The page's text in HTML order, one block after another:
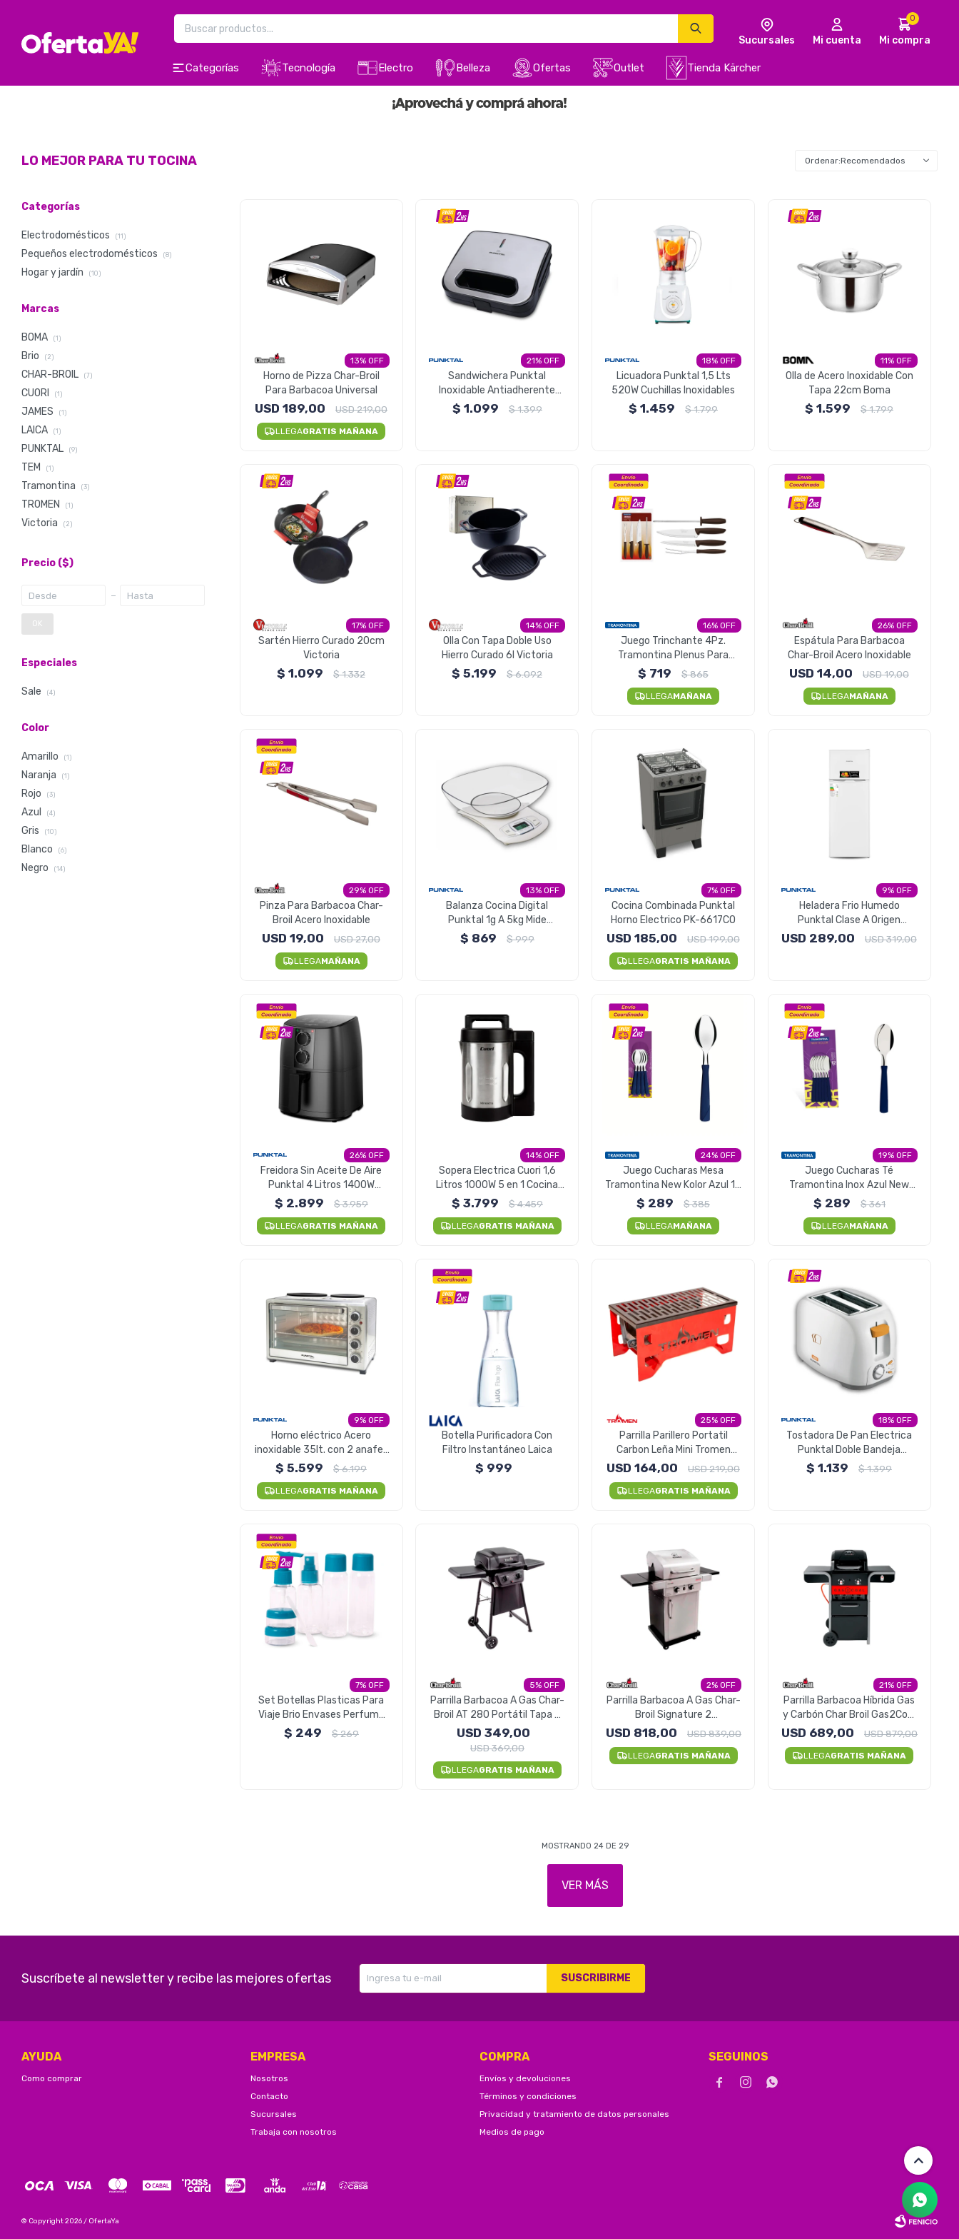
Categorías Tecnología Electro Belleza Ofertas Outlet Tienda Kärcher
0
LO MEJOR PARA TU TOCINA Recomendados
13
Horno de Pizza Char-Broil
Para Barbacoa Universal
USD 189,00 USD219,00
LLEGAGRATIS MAÑANA
21
Sandwichera Punktal
Inoxidable Antiadherente
750W
$ 1.099 $1.399
18
Licuadora Punktal 1,5 Lts
520W Cuchillas Inoxidables
$ 1.459 $1.799
11
Olla de Acero Inoxidable Con
Tapa 22cm Boma
$ 1.599 $1.799
17
Sartén Hierro Curado 20cm
Victoria
$ 1.099 $1.332
14
Olla Con Tapa Doble Uso
Hierro Curado 6l Victoria
$ 5.199 $6.092
16
Juego Trinchante 4Pz.
Tramontina Plenus Para
Asado - Negro
$ 719 $865
LLEGAMAÑANA
26
Espátula Para Barbacoa
Char-Broil Acero Inoxidable
USD 14,00 USD19,00
LLEGAMAÑANA
29
Pinza Para Barbacoa Char-
Broil Acero Inoxidable
USD 19,00 USD27,00
LLEGAMAÑANA
13
Balanza Cocina Digital
Punktal 1g A 5kg Mide
Volumen Liquido
$ 869 $999
7
Cocina Combinada Punktal
Horno Electrico PK-6617CO
USD 185,00 USD199,00
LLEGAGRATIS MAÑANA
9
Heladera Frio Humedo
Punktal Clase A Origen
Europa
USD 289,00 USD319,00
26
Freidora Sin Aceite De Aire
Punktal 4 Litros 1400W
Airfryer
$ 2.899 $3.959
LLEGAGRATIS MAÑANA
14
Sopera Electrica Cuori 1,6
Litros 1000W 5 en 1 Cocina
Licua Hierve
$ 3.799 $4.459
LLEGAGRATIS MAÑANA
24
Juego Cucharas Mesa
Tramontina New Kolor Azul 12
Piezas
$ 289 $385
LLEGAMAÑANA
19
Juego Cucharas Té
Tramontina Inox Azul New
Kolor 12 Piezas
$ 289 $361
LLEGAMAÑANA
9
Horno eléctrico Acero
inoxidable 35lt. con 2 anafes
Punktal 1500W
$ 5.599 $6.199
LLEGAGRATIS MAÑANA
Botella Purificadora Con
Filtro Instantáneo Laica
$ 999
25
Parrilla Parillero Portatil
Carbon Leña Mini Tromen
Glamping
USD 164,00 USD219,00
LLEGAGRATIS MAÑANA
18
Tostadora De Pan Electrica
Punktal Doble Bandeja
Funcion Recalentar y Tostar
$ 1.139 $1.399
7
Set Botellas Plasticas Para
Viaje Brio Envases Perfume
Crema
$ 249 $269
5
Parrilla Barbacoa A Gas Char-
Broil AT 280 Portátil Tapa y
Ruedas
USD 349,00
USD369,00
LLEGAGRATIS MAÑANA
2
Parrilla Barbacoa A Gas Char-
Broil Signature 2
Quemadores 4 Ruedas
USD 818,00 USD839,00
LLEGAGRATIS MAÑANA
21
Parrilla Barbacoa Híbrida Gas
y Carbón Char Broil Gas2Coal
Tapas Ruedas
USD 689,00 USD879,00
LLEGAGRATIS MAÑANA
MOSTRANDO24 DE29
VER MÁS
Categorías
Electrodomésticos (11)
Pequeños electrodomésticos (8)
Hogar y jardín (10)
Marcas
BOMA (1)
Brio (2)
CHAR-BROIL (7)
CUORI (1)
JAMES (1)
LAICA (1)
PUNKTAL (9)
TEM (1)
Tramontina (3)
TROMEN (1)
Victoria (2)
Precio ($)
OK
Especiales
Sale (4)
Color
Amarillo (1)
Naranja (1)
Rojo (3)
Azul (4)
Gris (10)
Blanco (6)
Negro (14)
Suscríbete al newsletter y recibe las mejores ofertas SUSCRIBIRME
AYUDA
Como comprar
EMPRESA
Nosotros
Contacto
Sucursales
Trabaja con nosotros
COMPRA
Envíos y devoluciones
Términos y condiciones
Privacidad y tratamiento de datos personales
Medios de pago
SEGUINOS
  
© Copyright 2026 / OfertaYa